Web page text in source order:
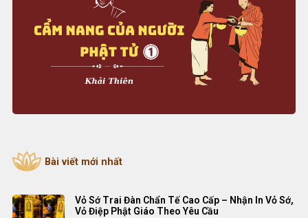
Bài viết mới nhất
Vỏ Sớ Trai Đàn Chẩn Tế Cao Cấp – Nhận In Vỏ Sớ,
Vỏ Điệp Phật Giáo Theo Yêu Cầu